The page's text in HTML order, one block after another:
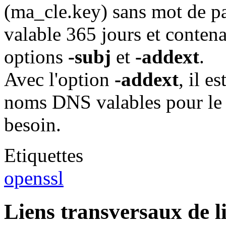
(ma_cle.key) sans mot de
valable 365 jours et
options -subj et -addext.
Avec l'option -addext, il
noms DNS valables pour
besoin.
Etiquettes
openssl
Liens transversaux de